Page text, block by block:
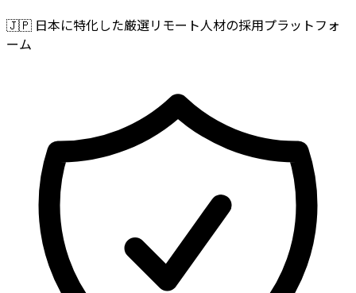
🇯🇵 日本に特化した厳選リモート人材の採用プラットフォ
ーム